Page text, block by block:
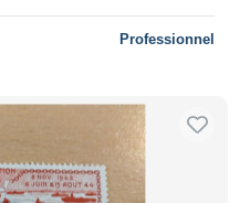
Professionnel